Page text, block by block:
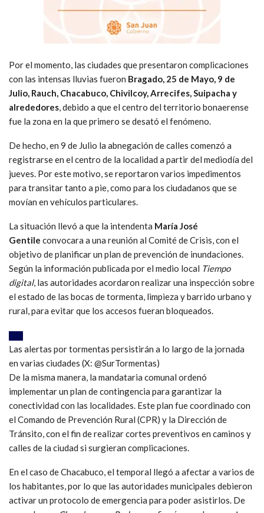
Por el momento, las ciudades que presentaron complicaciones
con las intensas lluvias fueron Bragado, 25 de Mayo, 9 de
Julio, Rauch, Chacabuco, Chivilcoy, Arrecifes, Suipacha y
alrededores, debido a que el centro del territorio bonaerense
fue la zona en la que primero se desató el fenómeno.
De hecho, en 9 de Julio la abnegación de calles comenzó a
registrarse en el centro de la localidad a partir del mediodía del
jueves. Por este motivo, se reportaron varios impedimentos
para transitar tanto a pie, como para los ciudadanos que se
movían en vehículos particulares.
La situación llevó a que la intendenta María José
Gentile convocara a una reunión al Comité de Crisis, con el
objetivo de planificar un plan de prevención de inundaciones.
Según la información publicada por el medio local Tiempo
digital, las autoridades acordaron realizar una inspección sobre
el estado de las bocas de tormenta, limpieza y barrido urbano y
rural, para evitar que los accesos fueran bloqueados.
Las alertas por tormentas persistirán a lo largo de la jornada
en varias ciudades (X: @SurTormentas)
De la misma manera, la mandataria comunal ordenó
implementar un plan de contingencia para garantizar la
conectividad con las localidades. Este plan fue coordinado con
el Comando de Prevención Rural (CPR) y la Dirección de
Tránsito, con el fin de realizar cortes preventivos en caminos y
calles de la ciudad si surgieran complicaciones.
En el caso de Chacabuco, el temporal llegó a afectar a varios de
los habitantes, por lo que las autoridades municipales debieron
activar un protocolo de emergencia para poder asistirlos. De